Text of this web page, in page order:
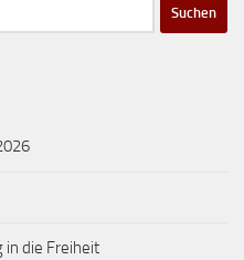
in die Freiheit